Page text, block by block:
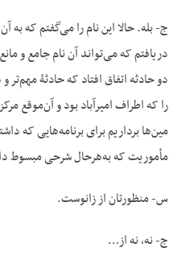
ج- بله. حالا این نام را می‌گفتم که به
دریافتم که می‌تواند آن نام جامع و
دو حادثه اتفاق افتاد که حادثۀ
را که اطراف امیرآباد بود و آن‌موقع
مأموریت که به‌هرحال شرحی مبسوط
س- منظورتان از زانوست.
ج- نه، نه از…